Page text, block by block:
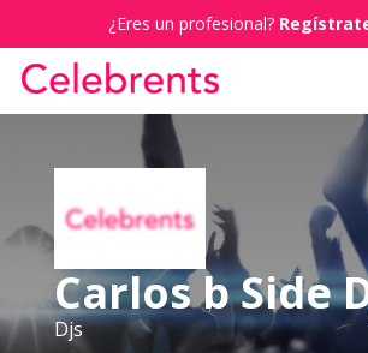
¿Eres un profesional?
Carlos b Side
Djs